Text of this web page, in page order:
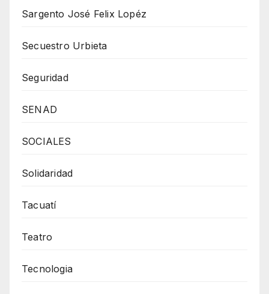
Sargento José Felix Lopéz
Secuestro Urbieta
Seguridad
SENAD
SOCIALES
Solidaridad
Tacuatí
Teatro
Tecnologia